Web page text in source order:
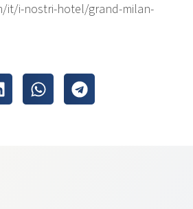
it/i-nostri-hotel/grand-milan-